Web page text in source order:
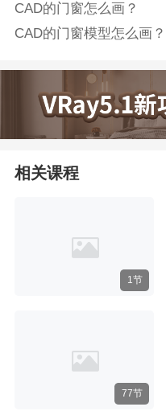
CAD的门窗怎么画？
CAD的门窗模型怎么画？
相关课程
1节
77节